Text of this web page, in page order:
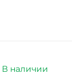
В наличии